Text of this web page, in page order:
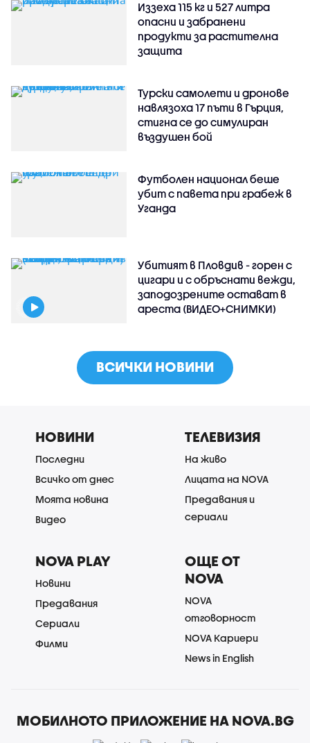
Иззеха 115 кг и 527 литра
опасни и забранени
продукти за растителна
защита
Турски самолети и дронове
навлязоха 17 пъти в Гърция,
стигна се до симулиран
въздушен бой
Футболен национал беше
убит с павета при грабеж в
Уганда
Убитият в Пловдив - горен с
цигари и с обръснати вежди,
заподозрените остават в
ареста (ВИДЕО+СНИМКИ)
ВСИЧКИ НОВИНИ
НОВИНИ
Последни
Всичко от днес
Моята новина
Видео
ТЕЛЕВИЗИЯ
На живо
Лицата на NOVA
Предавания и
сериали
NOVA PLAY
Новини
Предавания
Сериали
Филми
ОЩЕ ОТ
NOVA
NOVA
отговорност
NOVA Кариери
News in English
МОБИЛНОТО ПРИЛОЖЕНИЕ НА NOVA.BG